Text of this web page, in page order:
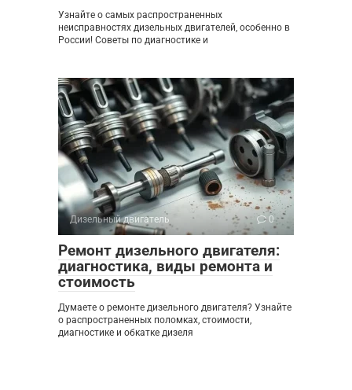
Узнайте о самых распространенных
неисправностях дизельных двигателей, особенно в
России! Советы по диагностике и
Дизельный двигатель 0
Ремонт дизельного двигателя:
диагностика, виды ремонта и
стоимость
Думаете о ремонте дизельного двигателя? Узнайте
о распространенных поломках, стоимости,
диагностике и обкатке дизеля